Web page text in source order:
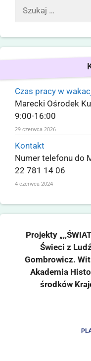
Czas pracy w
Marecki Ośrodek
9:00-16:00
29 czerwca 2026
Kontakt
Numer telefonu do
22 781 14 06
4 czerwca 2024
Projekty
Świeci z
Gombrowicz.
Akademia
środków